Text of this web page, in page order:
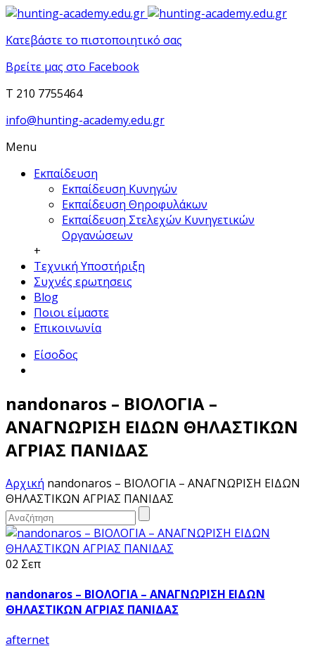
Κατεβάστε το πιστοποιητικό σας
Βρείτε μας στο Facebook
T 210 7755464
info@hunting-academy.edu.gr
Menu
Εκπαίδευση
Εκπαίδευση Κυνηγών
Εκπαίδευση Θηροφυλάκων
Εκπαίδευση Στελεχών Κυνηγετικών
Οργανώσεων
+
Τεχνική Υποστήριξη
Συχνές ερωτησεις
Blog
Ποιοι είμαστε
Επικοινωνία
Είσοδος
nandonaros – ΒΙΟΛΟΓΙΑ –
ΑΝΑΓΝΩΡΙΣΗ ΕΙΔΩΝ ΘΗΛΑΣΤΙΚΩΝ
ΑΓΡΙΑΣ ΠΑΝΙΔΑΣ
Αρχική nandonaros – ΒΙΟΛΟΓΙΑ – ΑΝΑΓΝΩΡΙΣΗ ΕΙΔΩΝ
ΘΗΛΑΣΤΙΚΩΝ ΑΓΡΙΑΣ ΠΑΝΙΔΑΣ
02 Σεπ
nandonaros – ΒΙΟΛΟΓΙΑ – ΑΝΑΓΝΩΡΙΣΗ ΕΙΔΩΝ
ΘΗΛΑΣΤΙΚΩΝ ΑΓΡΙΑΣ ΠΑΝΙΔΑΣ
afternet